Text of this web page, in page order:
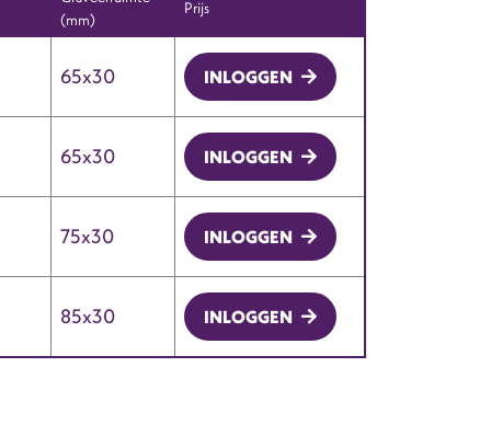
(mm)
Prijs
65x30 INLOGGEN
65x30 INLOGGEN
75x30 INLOGGEN
85x30 INLOGGEN